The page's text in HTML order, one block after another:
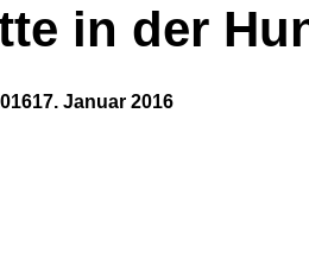
in der
17. Januar 2016